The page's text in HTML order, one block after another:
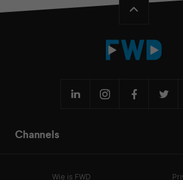
Channels
Wie is FWD